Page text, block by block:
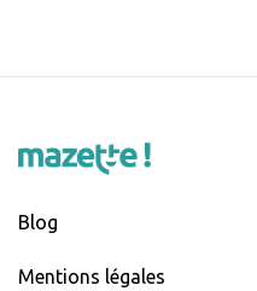
Blog
Mentions légales